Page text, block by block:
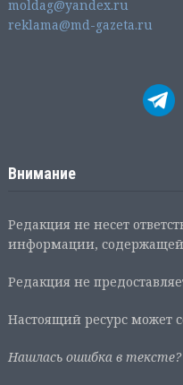
moldag@yandex.ru
reklama@md-gazeta.ru
Внимание
Редакция не несет
информации,
Редакция не
Настоящий ресурс может
Нашлась ошибка в